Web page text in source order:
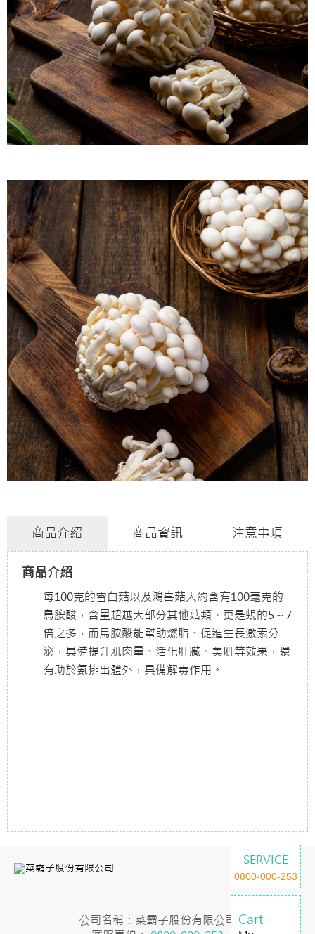
商品介紹 商品資訊 注意事項
商品介紹
每100克的雪白菇以及鴻喜菇大約含有100毫克的
鳥胺酸，含量超越大部分其他菇類、更是蜆的5～7
倍之多，而鳥胺酸能幫助燃脂、促進生長激素分
泌，具備提升肌肉量、活化肝臟、美肌等效果，還
有助於氨排出體外，具備解毒作用。
SERVICE
0800-000-253
Cart
公司名稱：菜霸子股份有限公司